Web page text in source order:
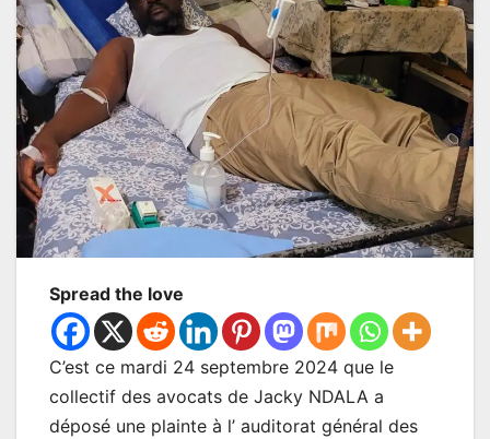
Spread the love
C’est ce mardi 24 septembre 2024 que le
collectif des avocats de Jacky NDALA a
déposé une plainte à l’ auditorat général des